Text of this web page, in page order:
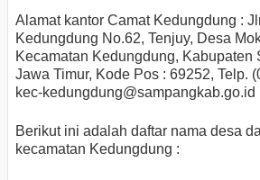
Alamat kantor Camat Kedungdung :
Kedungdung No.62, Tenjuy, Desa
Kecamatan Kedungdung, Kabupaten
Jawa Timur, Kode Pos : 69252, Telp.
kec-kedungdung@sampangkab.go.id
Berikut ini adalah daftar nama desa
kecamatan Kedungdung :